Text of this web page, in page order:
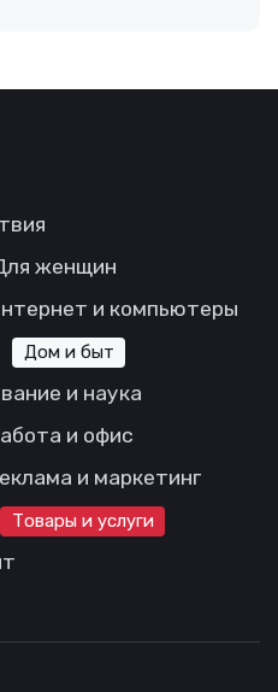
женщин
и компьютеры
Дом и быт
и наука
и офис
и маркетинг
Товары и услуги